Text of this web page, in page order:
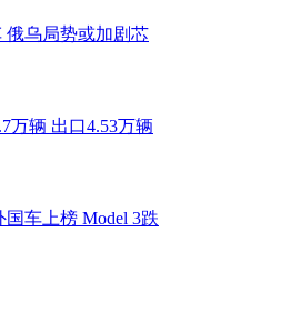
俄乌局势或加剧芯
万辆 出口4.53万辆
车上榜 Model 3跌